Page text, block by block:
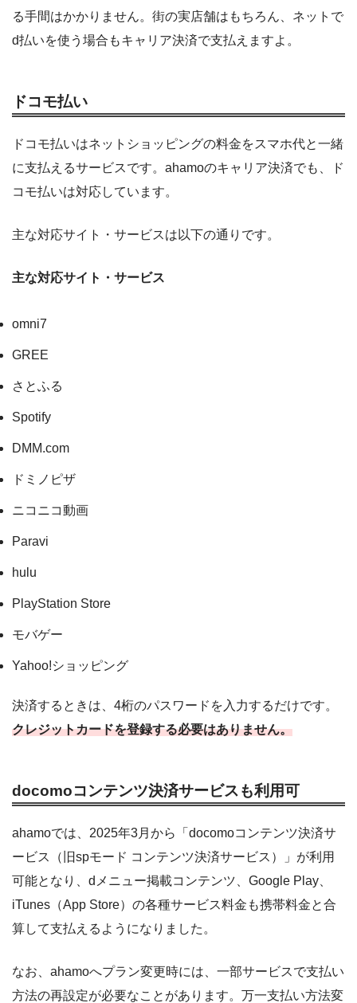
る手間はかかりません。街の実店舗はもちろん、ネットで
d払いを使う場合もキャリア決済で支払えますよ。
ドコモ払い
ドコモ払いはネットショッピングの料金をスマホ代と一緒
に支払えるサービスです。ahamoのキャリア決済でも、ド
コモ払いは対応しています。
主な対応サイト・サービスは以下の通りです。
主な対応サイト・サービス
omni7
GREE
さとふる
Spotify
DMM.com
ドミノピザ
ニコニコ動画
Paravi
hulu
PlayStation Store
モバゲー
Yahoo!ショッピング
決済するときは、4桁のパスワードを入力するだけです。
クレジットカードを登録する必要はありません。
docomoコンテンツ決済サービスも利用可
ahamoでは、2025年3月から「docomoコンテンツ決済サ
ービス（旧spモード コンテンツ決済サービス）」が利用
可能となり、dメニュー掲載コンテンツ、Google Play、
iTunes（App Store）の各種サービス料金も携帯料金と合
算して支払えるようになりました。
なお、ahamoへプラン変更時には、一部サービスで支払い
方法の再設定が必要なことがあります。万一支払い方法変